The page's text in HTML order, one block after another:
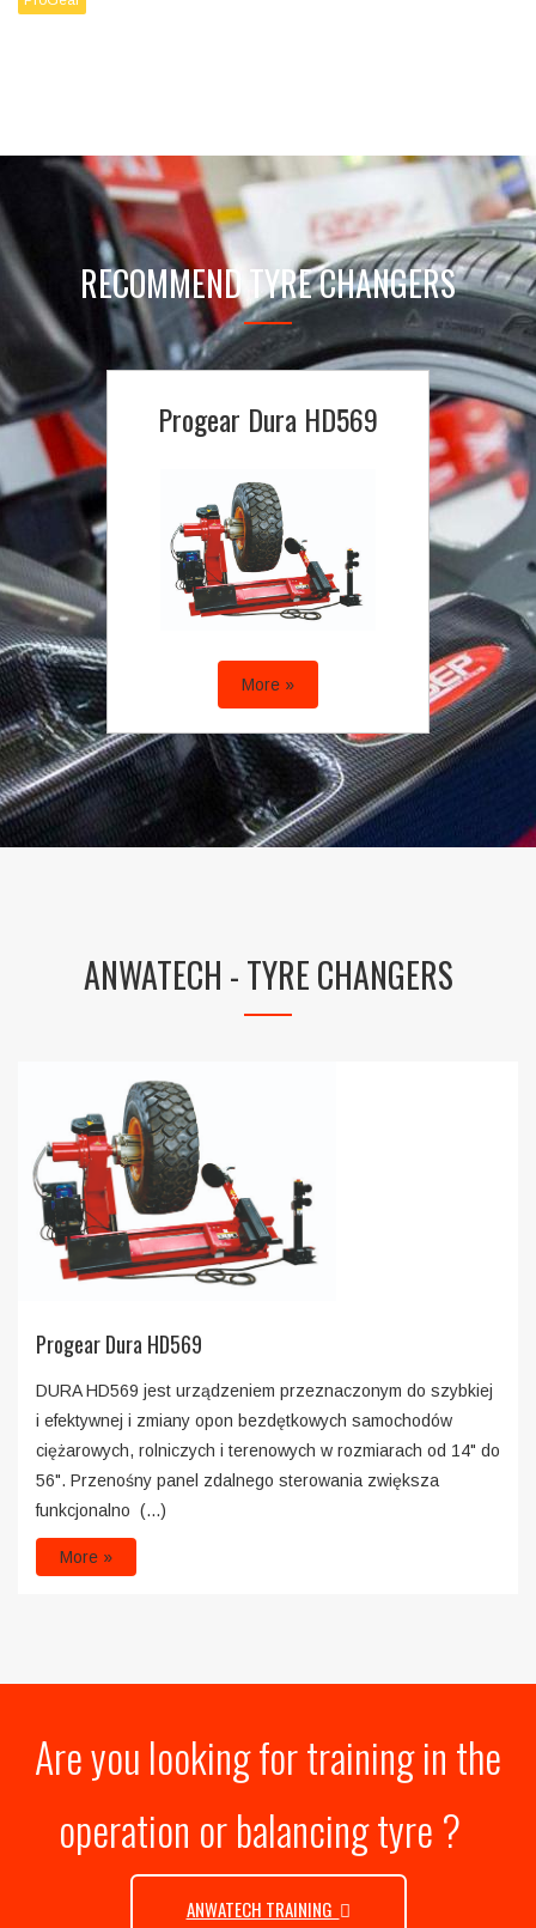
RECOMMEND TYRE CHANGERS
Progear Dura HD569
More »
ANWATECH - TYRE CHANGERS
Progear Dura HD569
DURA HD569 jest urządzeniem przeznaczonym do szybkiej
i efektywnej i zmiany opon bezdętkowych samochodów
ciężarowych, rolniczych i terenowych w rozmiarach od 14" do
56". Przenośny panel zdalnego sterowania zwiększa
funkcjonalno (...)
More »
Are you looking for training in the
operation or balancing tyre ?
ANWATECH TRAINING